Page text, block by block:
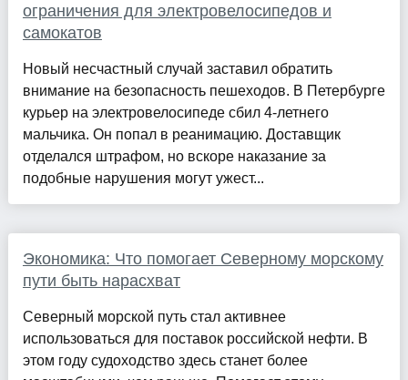
ограничения для электровелосипедов и
самокатов
Новый несчастный случай заставил обратить
внимание на безопасность пешеходов. В Петербурге
курьер на электровелосипеде сбил 4-летнего
мальчика. Он попал в реанимацию. Доставщик
отделался штрафом, но вскоре наказание за
подобные нарушения могут ужест...
Экономика: Что помогает Северному морскому
пути быть нарасхват
Северный морской путь стал активнее
использоваться для поставок российской нефти. В
этом году судоходство здесь станет более